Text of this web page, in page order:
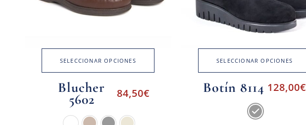
SELECCIONAR OPCIONES
Blucher
5602 84,50€
SELECCIONAR OPCIONES
Botín 8114 128,00€